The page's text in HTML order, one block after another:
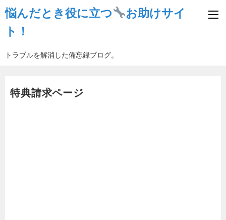
悩んだとき役に立つ
お助けサイ
ト！
トラブルを解消した備忘録ブログ。
特典請求ページ